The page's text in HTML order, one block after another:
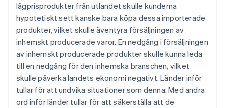
lågprisprodukter från utlandet skulle kunderna
hypotetiskt sett kanske bara köpa dessa importerade
produkter, vilket skulle äventyra försäljningen av
inhemskt producerade varor. En nedgång i försäljningen
av inhemskt producerade produkter skulle kunna leda
till en nedgång för den inhemska branschen, vilket
skulle påverka landets ekonomi negativt. Länder inför
tullar för att undvika situationer som denna. Med andra
ord inför länder tullar för att säkerställa att de